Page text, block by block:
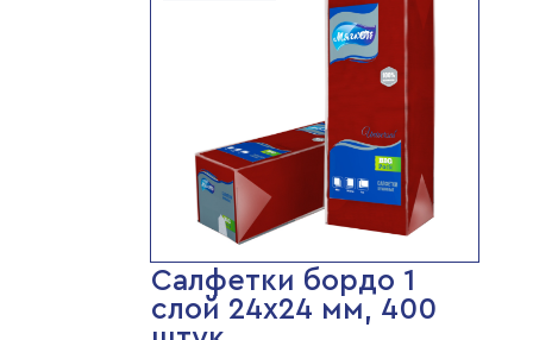
Салфетки бордо 1
слой 24х24 мм, 400